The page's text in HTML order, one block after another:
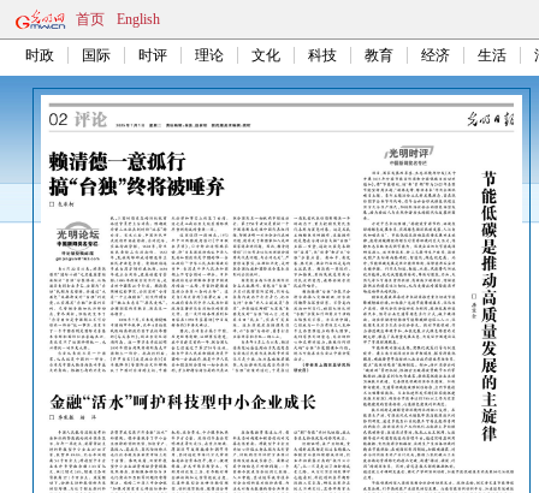
首页 English
时政 国际 时评 理论 文化 科技 教育 经济 生活